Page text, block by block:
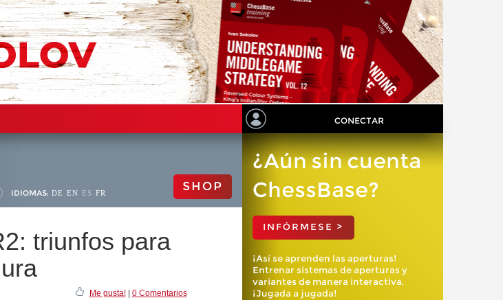
CONECTAR
IDIOMAS: DE EN ES FR SHOP
triunfos para
Me gusta!| 0 Comentarios
¿Aún sin cuenta
ChessBase?
INFÓRMESE >
¡Así se aprenden las aperturas!
Entrenar sistemas de aperturas y
variantes de manera interactiva.
¡Jugada a jugada!